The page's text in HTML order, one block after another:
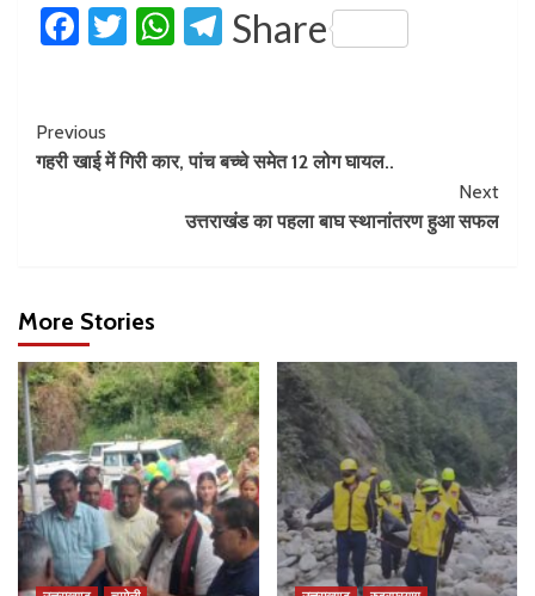
Facebook
Twitter
WhatsApp
Telegram
Share
Previous
गहरी खाई में गिरी कार, पांच बच्चे समेत 12 लोग घायल..
Next
उत्तराखंड का पहला बाघ स्थानांतरण हुआ सफल
More Stories